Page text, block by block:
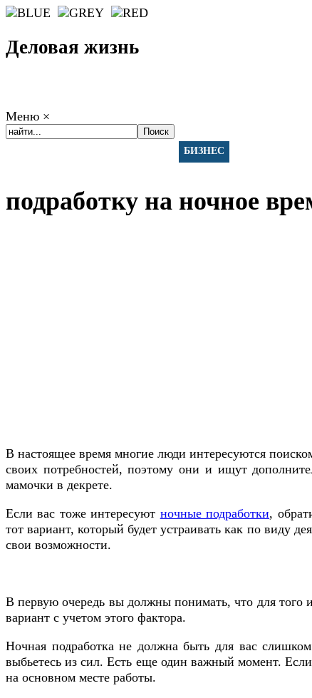
Деловая жизнь
Меню ×
БИЗНЕС
подработку на ночное
В настоящее время многие люди интересуются
своих потребностей, поэтому они и ищут
мамочки в декрете.
Если вас тоже интересуют ночные подработки,
тот вариант, который будет устраивать как по виду
свои возможности.
В первую очередь вы должны понимать, что для того
вариант с учетом этого фактора.
Ночная подработка не должна быть для вас
выбьетесь из сил. Есть еще один важный момент. Если
на основном месте работы.